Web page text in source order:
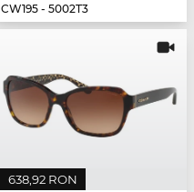
CW195 - 5002T3
638,92 RON